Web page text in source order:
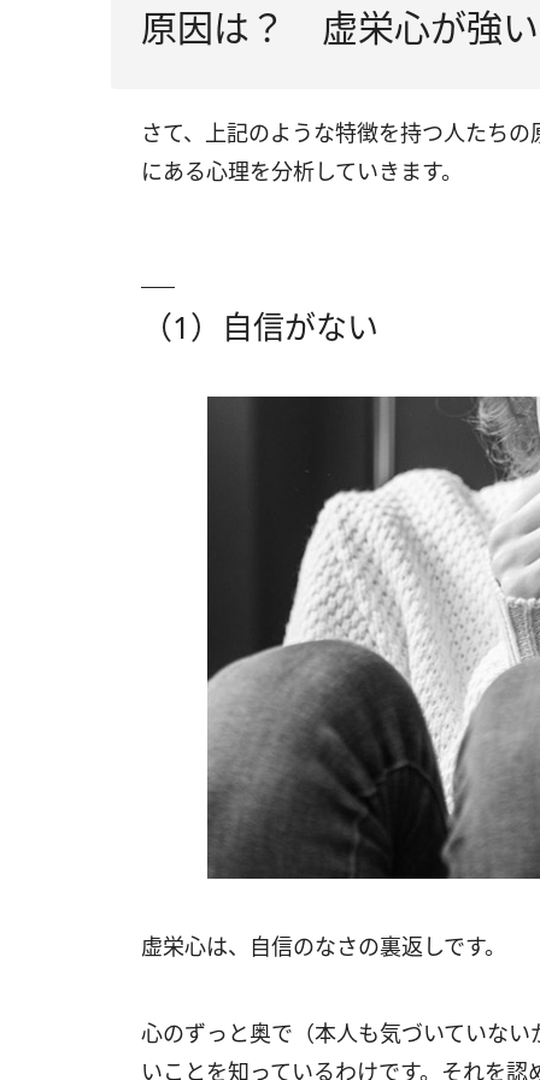
原因は？ 虚栄心が強
さて、上記のような特徴を持つ人たち
にある心理を分析していきます。
（1）自信がない
虚栄心は、自信のなさの裏返しです。
心のずっと奥で（本人も気づいていな
いことを知っているわけです。それを